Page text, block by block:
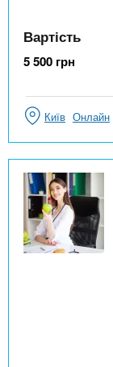
Вартість
5 500 грн
Київ Онлайн